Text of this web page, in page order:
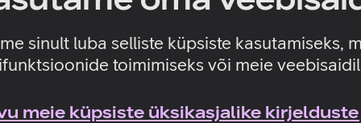
sinult luba selliste küpsiste kasutamiseks,
toimimiseks või meie
meie küpsiste üksikasjalike